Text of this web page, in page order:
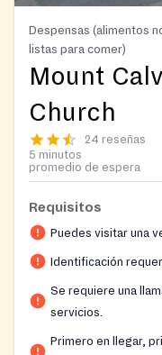
Despensas (alimentos
listas para comer)
Mount
Church
24 reseñas
5 minutos
promedio de espera
Requisitos
Puedes visitar una
Identificación
Se requiere una
servicios.
Primero en llegar,